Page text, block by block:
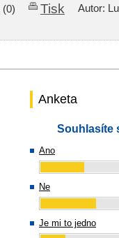
(0) Tisk
Autor:
Anketa
Souhlasíte
Ano
Ne
Je mi to jedno